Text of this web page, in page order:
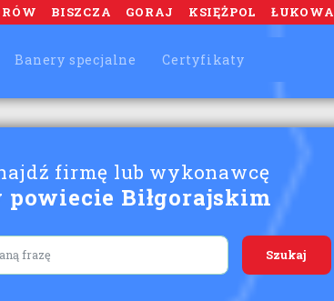
BISZCZA GORAJ KSIĘŻPOL ŁUKOWA
Banery specjalne Certyfikaty
firmę lub wykonawcę
powiecie Biłgorajskim